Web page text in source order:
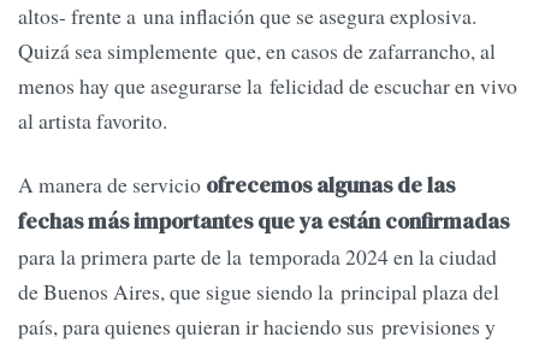
altos- frente a una inflación que se asegura explosiva.
Quizá sea simplemente que, en casos de zafarrancho, al
menos hay que asegurarse la felicidad de escuchar en vivo
al artista favorito.
A manera de servicio ofrecemos algunas de las
fechas más importantes que ya están confirmadas
para la primera parte de la temporada 2024 en la ciudad
de Buenos Aires, que sigue siendo la principal plaza del
país, para quienes quieran ir haciendo sus previsiones y